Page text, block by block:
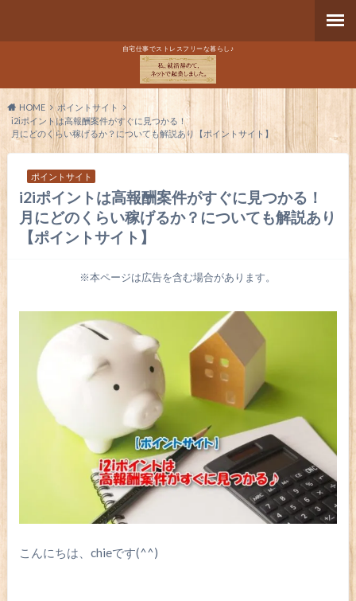
自宅仕事でストレスフリーな暮らし♪
HOME
ポイントサイト
i2iポイントは高報酬案件がすぐに見つかる！
月にどのくらい稼げるか？についても解説あり【ポイントサイト】
ポイントサイト
i2iポイントは高報酬案件がすぐに見つかる！
月にどのくらい稼げるか？についても解説あり
【ポイントサイト】
※本ページは広告を含む場合があります。
こんにちは、chieです(^^)